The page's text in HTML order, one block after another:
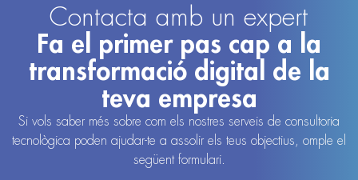
Contacta amb un expert
Fa el primer pas cap a la
transformació digital de la
teva empresa
Si vols saber més sobre com els nostres serveis de consultoria
tecnològica poden ajudar-te a assolir els teus objectius, omple el
següent formulari.